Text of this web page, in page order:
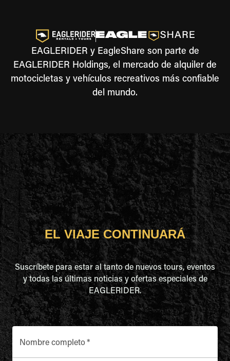
EAGLERIDER y EagleShare son parte de
EAGLERIDER Holdings, el mercado de alquiler de
motocicletas y vehículos recreativos más confiable
del mundo.
EL VIAJE CONTINUARÁ
Suscríbete para estar al tanto de nuevos tours, eventos
y todas las últimas noticias y ofertas especiales de
EAGLERIDER.
Nombre completo*